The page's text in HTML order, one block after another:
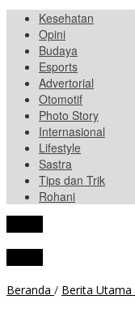
Kesehatan
Opini
Budaya
Esports
Advertorial
Otomotif
Photo Story
Internasional
Lifestyle
Sastra
Tips dan Trik
Rohani
Beranda / Berita Utama